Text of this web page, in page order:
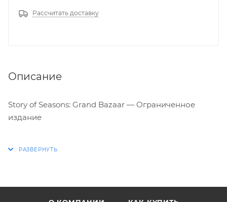
Рассчитать доставку
Описание
Story of Seasons: Grand Bazaar — Ограниченное
издание